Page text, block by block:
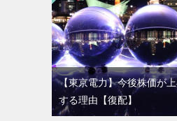
【東京電力】今後株価が
する理由【復配】